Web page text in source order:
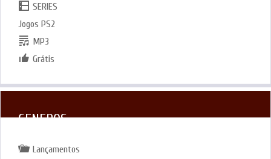
SERIES
Jogos PS2
MP3
Grátis
GENEROS
Lançamentos